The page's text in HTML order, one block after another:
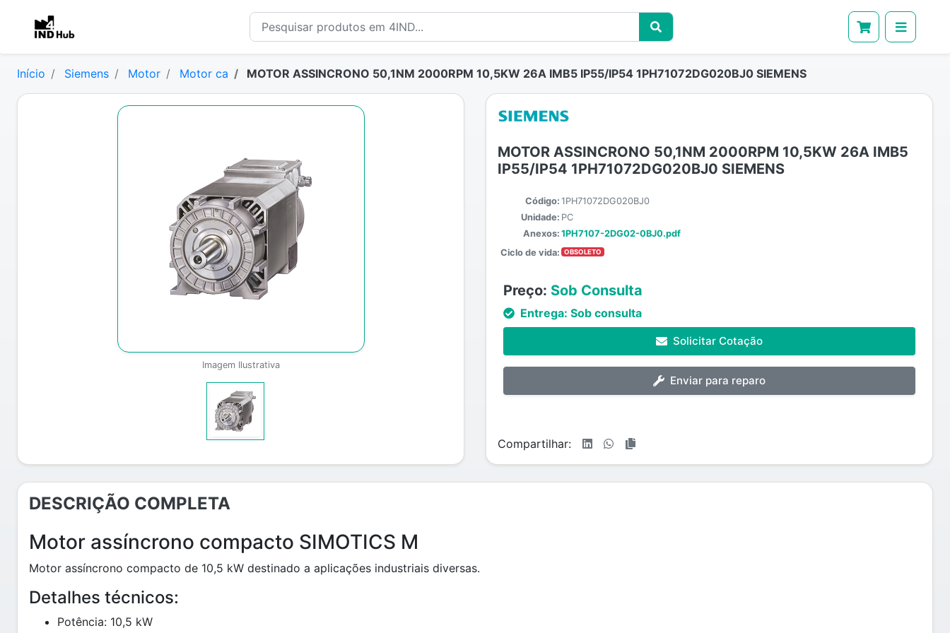
Início Siemens Motor Motor ca MOTOR ASSINCRONO 50,1NM 2000RPM 10,5KW 26A IMB5 IP55/IP54 1PH71072DG020BJ0 SIEMENS
Imagem Ilustrativa
MOTOR ASSINCRONO 50,1NM 2000RPM 10,5KW 26A IMB5
IP55/IP54 1PH71072DG020BJ0 SIEMENS
Código: 1PH71072DG020BJ0
Unidade: PC
Anexos: 1PH7107-2DG02-0BJ0.pdf
Ciclo de vida:
OBSOLETO
Preço: Sob Consulta
Entrega: Sob consulta
Solicitar Cotação
Enviar para reparo
Compartilhar:
DESCRIÇÃO COMPLETA
Motor assíncrono compacto SIMOTICS M
Motor assíncrono compacto de 10,5 kW destinado a aplicações industriais diversas.
Detalhes técnicos:
Potência: 10,5 kW